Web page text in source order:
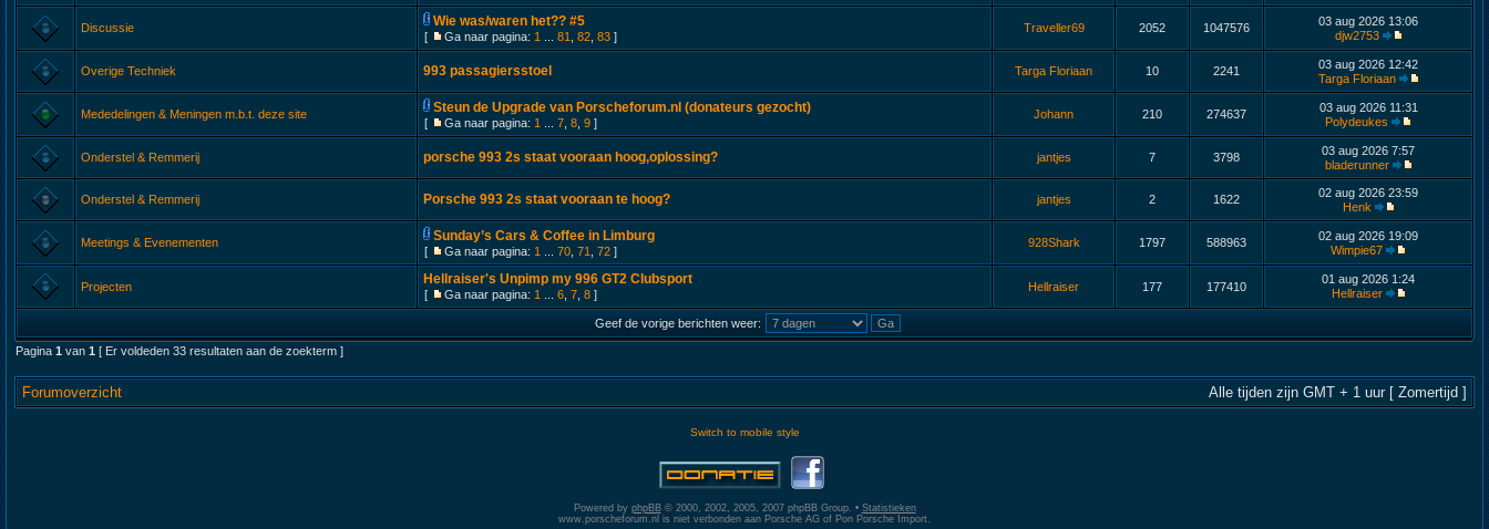
Discussie Wie was/waren het?? #5
[ Ga naar pagina: 1 81 82 83 ]
Traveller69 2052 1047576
03 aug 2026 13:06
djw2753
Overige Techniek 993 passagiersstoel Targa Floriaan 10 2241
03 aug 2026 12:42
Targa Floriaan
Mededelingen & Meningen m.b.t. deze site Steun de Upgrade van Porscheforum.nl (donateurs gezocht)
[ Ga naar pagina: 1 7 8 9 ]
Johann 210 274637
03 aug 2026 11:31
Polydeukes
Onderstel & Remmerij porsche 993 2s staat vooraan hoog,oplossing? jantjes 7 3798
03 aug 2026 7:57
bladerunner
Onderstel & Remmerij Porsche 993 2s staat vooraan te hoog? jantjes 2 1622
02 aug 2026 23:59
Henk
Meetings & Evenementen Sunday’s Cars & Coffee in Limburg
[ Ga naar pagina: 1 70 71 72 ]
928Shark 1797 588963
02 aug 2026 19:09
Wimpie67
Projecten Hellraiser's Unpimp my 996 GT2 Clubsport
[ Ga naar pagina: 1 6 7 8 ]
Hellraiser 177 177410
01 aug 2026 1:24
Hellraiser
Geef de vorige berichten weer:
Pagina 1 van 1 [ Er voldeden 33 resultaten aan de zoekterm ]
Forumoverzicht Alle tijden zijn GMT + 1 uur [ Zomertijd ]
Switch to mobile style
Powered by phpBB© 2000, 2002, 2005, 2007 phpBB Group. • Statistieken
www.porscheforum.nl is niet verbonden aan Porsche AG of Pon Porsche Import.